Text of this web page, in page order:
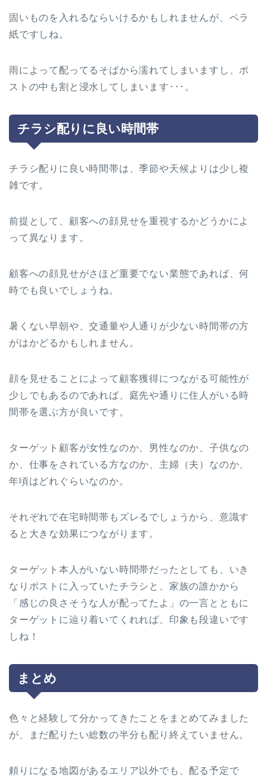
固いものを入れるならいけるかもしれませんが、ペラ
紙ですしね。
雨によって配ってるそばから濡れてしまいますし、ポ
ストの中も割と浸水してしまいます･･･。
チラシ配りに良い時間帯
チラシ配りに良い時間帯は、季節や天候よりは少し複
雑です。
前提として、顧客への顔見せを重視するかどうかによ
って異なります。
顧客への顔見せがさほど重要でない業態であれば、何
時でも良いでしょうね。
暑くない早朝や、交通量や人通りが少ない時間帯の方
がはかどるかもしれません。
顔を見せることによって顧客獲得につながる可能性が
少しでもあるのであれば、庭先や通りに住人がいる時
間帯を選ぶ方が良いです。
ターゲット顧客が女性なのか、男性なのか、子供なの
か、仕事をされている方なのか、主婦（夫）なのか、
年頃はどれぐらいなのか。
それぞれで在宅時間帯もズレるでしょうから、意識す
ると大きな効果につながります。
ターゲット本人がいない時間帯だったとしても、いき
なりポストに入っていたチラシと、家族の誰かから
「感じの良さそうな人が配ってたよ」の一言とともに
ターゲットに辿り着いてくれれば、印象も段違いです
しね！
まとめ
色々と経験して分かってきたことをまとめてみました
が、まだ配りたい総数の半分も配り終えていません。
頼りになる地図があるエリア以外でも、配る予定で